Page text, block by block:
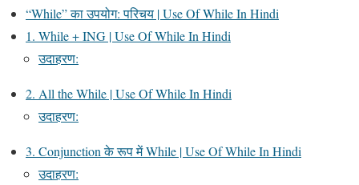
“While” का उपयोग: परिचय | Use Of While In Hindi
1. While + ING | Use Of While In Hindi
उदाहरण:
2. All the While | Use Of While In Hindi
उदाहरण:
3. Conjunction के रूप में While | Use Of While In Hindi
उदाहरण: